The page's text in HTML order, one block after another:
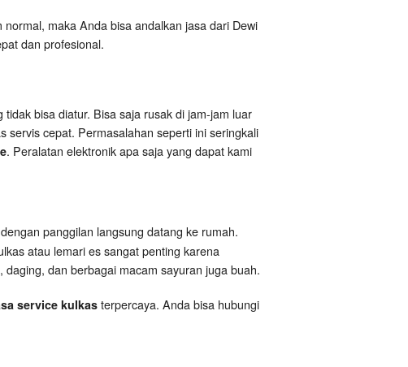
maka Anda bisa andalkan jasa dari Dewi
dan profesional.
bisa diatur. Bisa saja rusak di jam-jam luar
servis cepat. Permasalahan seperti ini seringkali
. Peralatan elektronik apa saja yang dapat kami
panggilan langsung datang ke rumah.
atau lemari es sangat penting karena
dan berbagai macam sayuran juga buah.
service kulkas terpercaya. Anda bisa hubungi